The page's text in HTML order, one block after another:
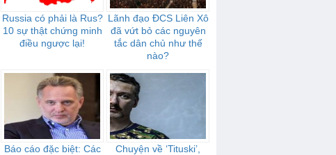
Russia có phải là Rus?
10 sự thật chứng minh
điều ngược lại!
Lãnh đạo ĐCS Liên Xô
đã vứt bỏ các nguyên
tắc dân chủ như thế
nào?
Báo cáo đặc biệt: Các
Chuyện về ‘Tituski’,